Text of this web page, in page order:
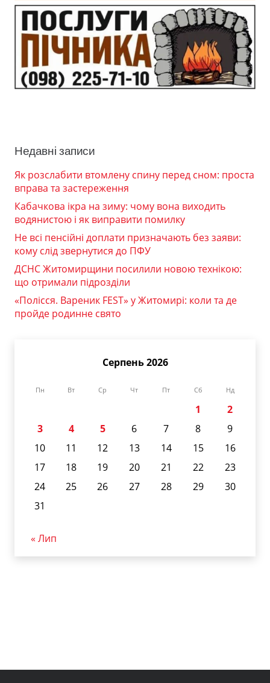
Недавні записи
Як розслабити втомлену спину перед сном: проста
вправа та застереження
Кабачкова ікра на зиму: чому вона виходить
водянистою і як виправити помилку
Не всі пенсійні доплати призначають без заяви:
кому слід звернутися до ПФУ
ДСНС Житомирщини посилили новою технікою:
що отримали підрозділи
«Полісся. Вареник FEST» у Житомирі: коли та де
пройде родинне свято
Серпень 2026
Пн Вт Ср Чт Пт Сб Нд
1
2
3
4 5 6 7 8
9
10
11 12 13 14 15
16
17
18 19 20 21 22
23
24
25 26 27 28 29
30
31
« Лип